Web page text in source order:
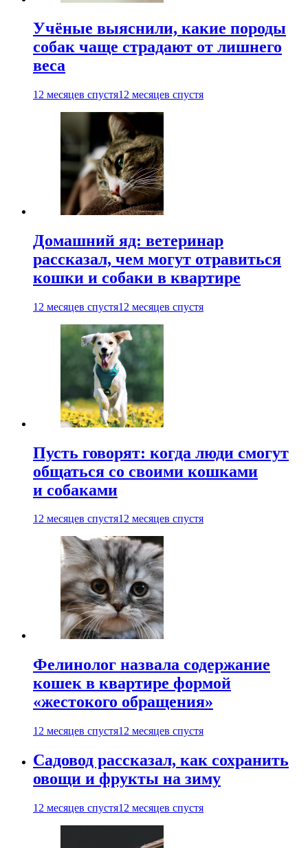
Учёные выяснили, какие породы
собак чаще страдают от лишнего
веса
12 месяцев спустя12 месяцев спустя
Домашний яд: ветеринар
рассказал, чем могут отравиться
кошки и собаки в квартире
12 месяцев спустя12 месяцев спустя
Пусть говорят: когда люди смогут
общаться со своими кошками
и собаками
12 месяцев спустя12 месяцев спустя
Фелинолог назвала содержание
кошек в квартире формой
«жестокого обращения»
12 месяцев спустя12 месяцев спустя
Садовод рассказал, как сохранить
овощи и фрукты на зиму
12 месяцев спустя12 месяцев спустя